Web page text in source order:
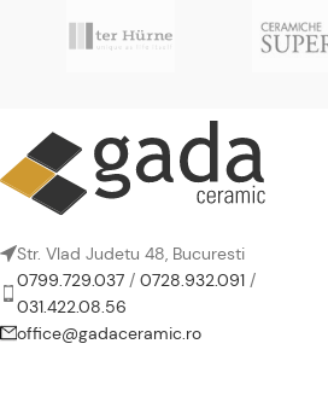
Str. Vlad Judetu 48, Bucuresti
0799.729.037 / 0728.932.091 /
031.422.08.56
office@gadaceramic.ro